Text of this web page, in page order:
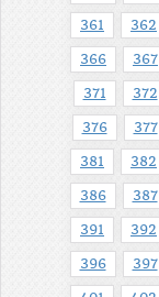
361 362
366 367
371 372
376 377
381 382
386 387
391 392
396 397